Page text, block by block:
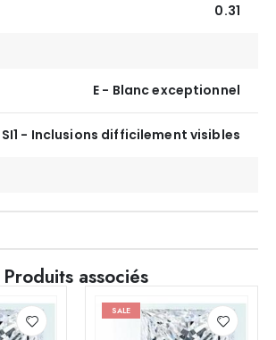
0.31
E - Blanc exceptionnel
SI1 - Inclusions difficilement visibles
Produits associés
SALE